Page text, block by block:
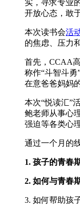
实，寻求专业
开放心态，敢
本次读书会活
的焦虑、压力
首先，CCAA
称作“斗智斗
在意爸爸妈妈
本次“悦读汇”
鲍老师从事心
强迫等各类心
通过一个月的
1. 孩子的青春
2. 如何与青春
3. 如何帮助孩